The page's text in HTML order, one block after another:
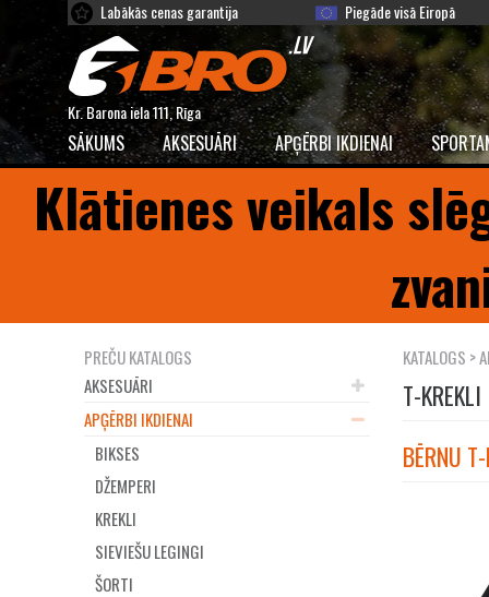
Labākās cenas garantija Piegāde visā Eiropā
Kr. Barona iela 111, Rīga
SĀKUMS AKSESUĀRI APĢĒRBI IKDIENAI
Klātienes veikals
PREČU KATALOGS
AKSESUĀRI
APĢĒRBI IKDIENAI
BIKSES
DŽEMPERI
KREKLI
SIEVIEŠU LEGINGI
ŠORTI
KATALOGS >
T-KREKLI
BĒRNU